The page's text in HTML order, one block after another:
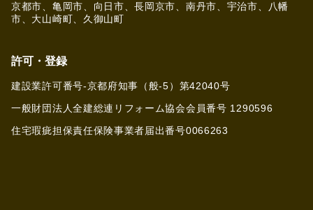
京都市、亀岡市、向日市、長岡京市、南丹市、宇治市、八幡
市、大山崎町、久御山町
許可・登録
建設業許可番号-京都府知事（般-5）第42040号
一般財団法人全建総連リフォーム協会会員番号 1290596
住宅瑕疵担保責任保険事業者届出番号0066263